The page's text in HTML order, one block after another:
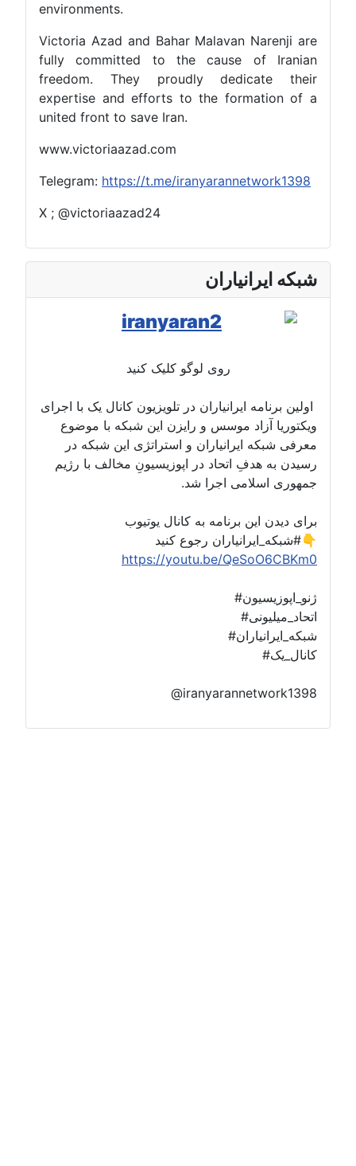
environments.
Victoria Azad and Bahar Malavan Narenji
fully committed to the cause of
freedom. They proudly dedicate
expertise and efforts to the formation of
united front to save Iran.
www.victoriaazad.com
Telegram:https://t.me/iranyarannetwork1398
X ; @victoriaazad24
ایرانیاران
روی لوگو کلیک کنید
برنامه ایرانیاران در تلویزیون کانال یک با اجرای
آزاد موسس و رایزن این شبکه با موضوع
شبکه ایرانیاران و استراتژی این شبکه در
به هدفِ اتحاد در اپوزیسیونِ مخالف با رژیم
اسلامی اجرا شد.
دیدن این برنامه به کانال یوتیوب
https://youtu.be/